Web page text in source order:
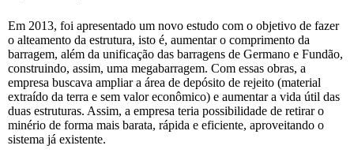
Em 2013, foi apresentado um novo estudo com o objetivo de fazer
o alteamento da estrutura, isto é, aumentar o comprimento da
barragem, além da unificação das barragens de Germano e Fundão,
construindo, assim, uma megabarragem. Com essas obras, a
empresa buscava ampliar a área de depósito de rejeito (material
extraído da terra e sem valor econômico) e aumentar a vida útil das
duas estruturas. Assim, a empresa teria possibilidade de retirar o
minério de forma mais barata, rápida e eficiente, aproveitando o
sistema já existente.